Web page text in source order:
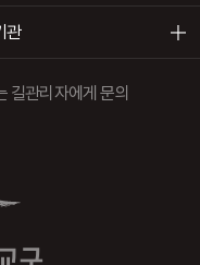
관
길관리자에게 문의